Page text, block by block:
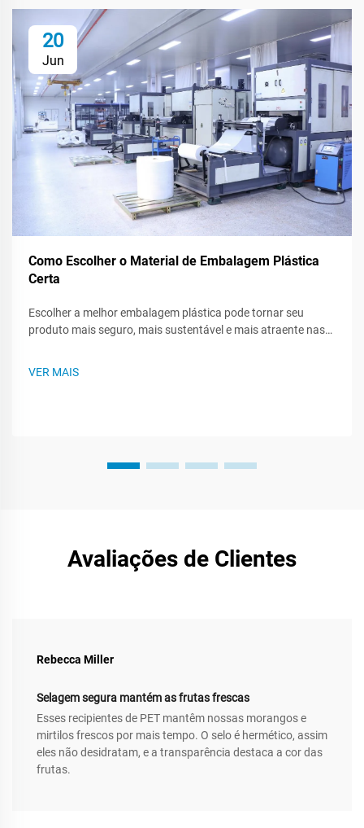
20
Jun
Como Escolher o Material de Embalagem Plástica
Certa
Escolher a melhor embalagem plástica pode tornar seu
produto mais seguro, mais sustentável e mais atraente nas
VER MAIS
Avaliações de Clientes
Rebecca Miller
Selagem segura mantém as frutas frescas
Esses recipientes de PET mantêm nossas morangos e
mirtilos frescos por mais tempo. O selo é hermético, assim
eles não desidratam, e a transparência destaca a cor das
frutas.